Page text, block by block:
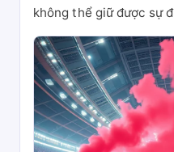
không thể giữ được sự